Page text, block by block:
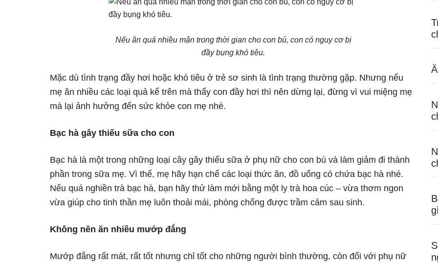
Nếu ăn quá nhiều mận trong thời gian cho con bú, con có nguy cơ bị
đầy bụng khó tiêu.
Mặc dù tình trạng đầy hơi hoặc khó tiêu ở trẻ sơ sinh là tình trạng thường gặp. Nhưng nếu
mẹ ăn nhiều các loại quả kể trên mà thấy con đầy hơi thì nên dừng lại, đừng vì vui miệng mẹ
mà lại ảnh hưởng đến sức khỏe con mẹ nhé.
Bạc hà gây thiếu sữa cho con
Bạc hà là một trong những loại cây gây thiếu sữa ở phụ nữ cho con bú và làm giảm đi thành
phần trong sữa mẹ. Vì thế, mẹ hãy hạn chế các loại thức ăn, đồ uống có chứa bạc hà nhé.
Nếu quá nghiền trà bạc hà, bạn hãy thử làm mới bằng một ly trà hoa cúc – vừa thơm ngon
vừa giúp cho tinh thần mẹ luôn thoải mái, phòng chống được trầm cảm sau sinh.
Không nên ăn nhiều mướp đắng
Mướp đắng rất mát, rất tốt nhưng chỉ tốt cho những người bình thường, còn đối với phụ nữ